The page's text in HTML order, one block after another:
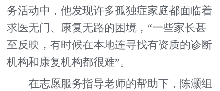
务活动中，他发现许多孤独症家庭都面临着
求医无门、康复无路的困境，“一些家长甚
至反映，有时候在本地连寻找有资质的诊断
机构和康复机构都很难”。
在志愿服务指导老师的帮助下，陈灏组